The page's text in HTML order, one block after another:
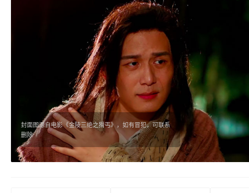
封面图源自电影《金陵三绝之猾丐》，如有冒犯，可联系
删除